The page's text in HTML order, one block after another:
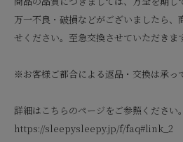
万一不良・破損などがございましたら、
せください。至急交換させていただきます
※お客様ご都合による返品・交換は承っ
詳細はこちらのページをご参照ください。
https://sleepysleepy.jp/f/faq#link_2